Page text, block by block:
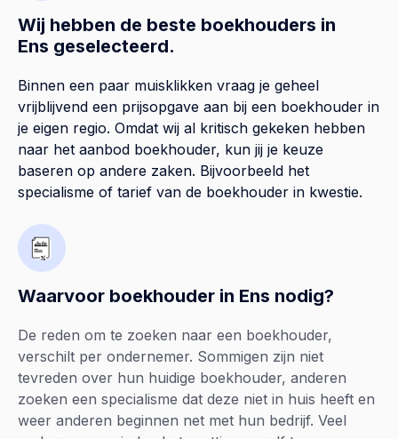
Wij hebben de beste boekhouders in
Ens geselecteerd.
Binnen een paar muisklikken vraag je geheel
vrijblijvend een prijsopgave aan bij een boekhouder in
je eigen regio. Omdat wij al kritisch gekeken hebben
naar het aanbod boekhouder, kun jij je keuze
baseren op andere zaken. Bijvoorbeeld het
specialisme of tarief van de boekhouder in kwestie.
Waarvoor boekhouder in Ens nodig?
De reden om te zoeken naar een boekhouder,
verschilt per ondernemer. Sommigen zijn niet
tevreden over hun huidige boekhouder, anderen
zoeken een specialisme dat deze niet in huis heeft en
weer anderen beginnen net met hun bedrijf. Veel